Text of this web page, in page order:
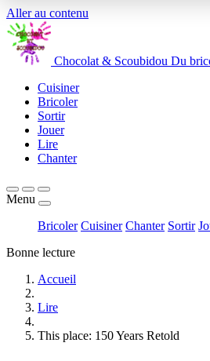
Aller au contenu
Chocolat & Scoubidou Du
Cuisiner
Bricoler
Sortir
Jouer
Lire
Chanter
Menu
Bricoler Cuisiner Chanter Sortir
Bonne lecture
Accueil
Lire
This place: 150 Years Retold